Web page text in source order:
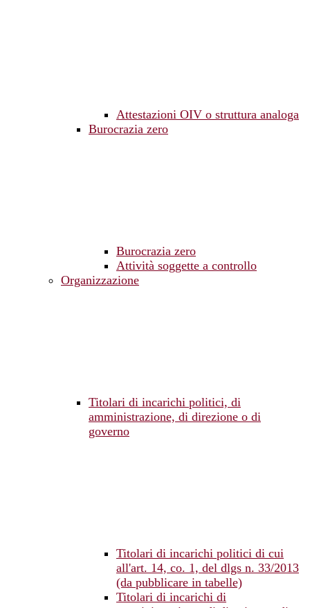
Attestazioni OIV o struttura analoga
Burocrazia zero
Burocrazia zero
Attività soggette a controllo
Organizzazione
Titolari di incarichi politici, di
amministrazione, di direzione o di
governo
Titolari di incarichi politici di cui
all'art. 14, co. 1, del dlgs n. 33/2013
(da pubblicare in tabelle)
Titolari di incarichi di